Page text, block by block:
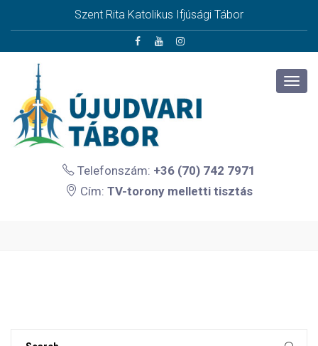
Szent Rita Katolikus Ifjúsági Tábor
Telefonszám: +36 (70) 742 7971
Cím: TV-torony melletti tisztás